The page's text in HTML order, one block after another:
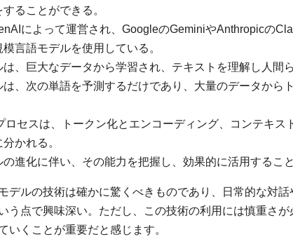
ることができる。
によって運営され、GoogleのGeminiやAnthropicの
言語モデルを使用している。
、巨大なデータから学習され、テキストを理解し人間
、次の単語を予測するだけであり、大量のデータから
ロセスは、トークン化とエンコーディング、コンテキス
かれる。
進化に伴い、その能力を把握し、効果的に活用するこ
デルの技術は確かに驚くべきものであり、日常的な対
う点で興味深い。ただし、この技術の利用には慎重さ
いくことが重要だと感じます。